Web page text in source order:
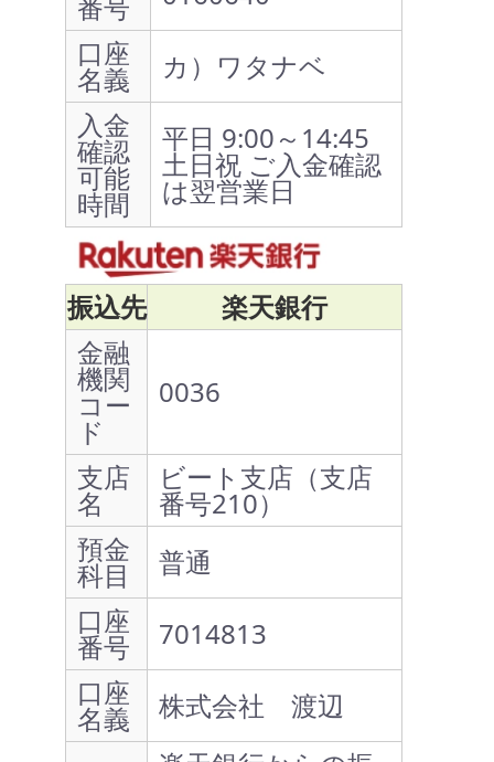
口座
名義
カ）ワタナベ
入金
確認
可能
時間
平日 9:00～14:45
土日祝 ご入金確認
は翌営業日
振込先
楽天銀行
金融
機関
コー
ド
0036
支店
名
ビート支店（支店
番号210）
預金
科目
普通
口座
番号
7014813
口座
名義
株式会社 渡辺